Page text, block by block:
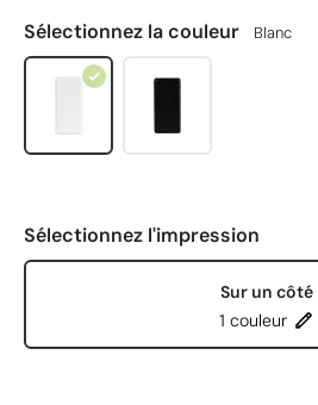
Sélectionnez la couleur Blanc
Sélectionnez l'impression
Sur un côté
1 couleur